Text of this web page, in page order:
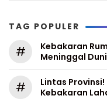
TAG POPULER
#
Kebakaran
Meninggal
#
Lintas
Kebakaran